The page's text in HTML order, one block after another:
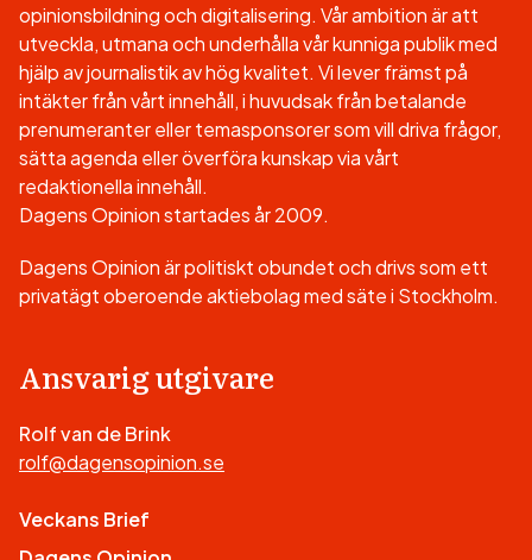
opinionsbildning och digitalisering. Vår ambition är att
utveckla, utmana och underhålla vår kunniga publik med
hjälp av journalistik av hög kvalitet. Vi lever främst på
intäkter från vårt innehåll, i huvudsak från betalande
prenumeranter eller temasponsorer som vill driva frågor,
sätta agenda eller överföra kunskap via vårt
redaktionella innehåll.
Dagens Opinion startades år 2009.
Dagens Opinion är politiskt obundet och drivs som ett
privatägt oberoende aktiebolag med säte i Stockholm.
Ansvarig utgivare
Rolf van de Brink
rolf@dagensopinion.se
Veckans Brief